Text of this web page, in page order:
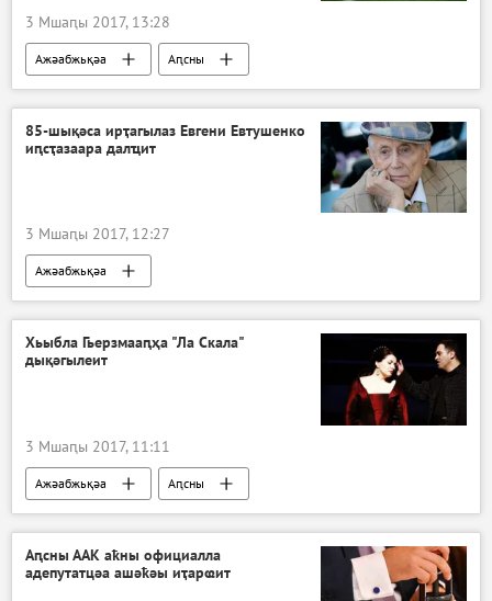
3 Мшаԥы 2017, 13:28
Ажәабжьқәа
Аԥсны
Ашьапылампыл азы ConIFA 2017 Европа ачемпионат
85-шықәса ирҭагылаз Евгени Евтушенко
иԥсҭазаара далҵит
3 Мшаԥы 2017, 12:27
Ажәабжьқәа
Хьыбла Гьерзмааԥҳа "Ла Скала"
дықәгылеит
3 Мшаԥы 2017, 11:11
Ажәабжьқәа Аԥсны
Аԥсны ААК аҟны официалла
адепутатцәа ашәҟәы иҭарҩит